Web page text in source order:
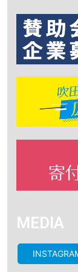
MEDIA